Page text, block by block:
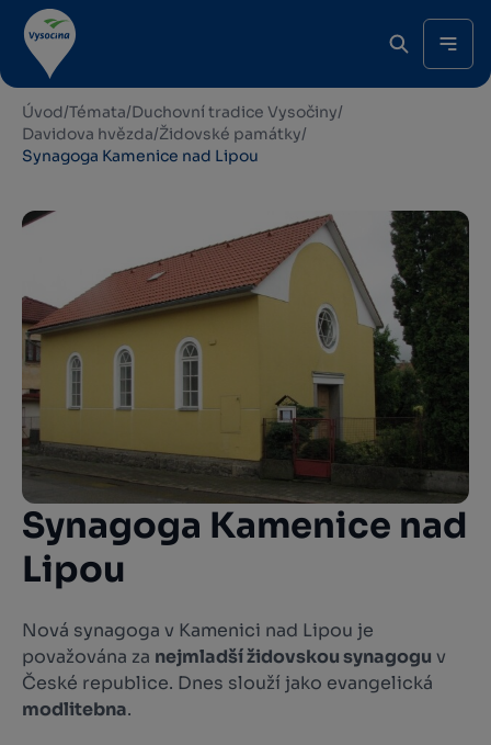
Úvod/Témata/Duchovní tradice Vysočiny/
Davidova hvězda/Židovské památky/
Synagoga Kamenice nad Lipou
Synagoga Kamenice nad
Lipou
Nová synagoga v Kamenici nad Lipou je
považována za nejmladší židovskou synagogu v
České republice. Dnes slouží jako evangelická
modlitebna.